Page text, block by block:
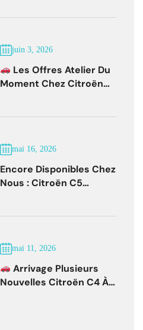
juin 3, 2026
Les Offres Atelier Du
Moment Chez Citroën
mai 16, 2026
Encore Disponibles Chez
Nous : Citroën C5
mai 11, 2026
Arrivage Plusieurs
Nouvelles Citroën C4 À